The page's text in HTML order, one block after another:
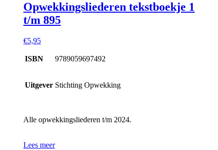
Opwekkingsliederen tekstboekje 1
t/m 895
€5,95
ISBN 9789059697492
Uitgever Stichting Opwekking
Alle opwekkingsliederen t/m 2024.
Lees meer